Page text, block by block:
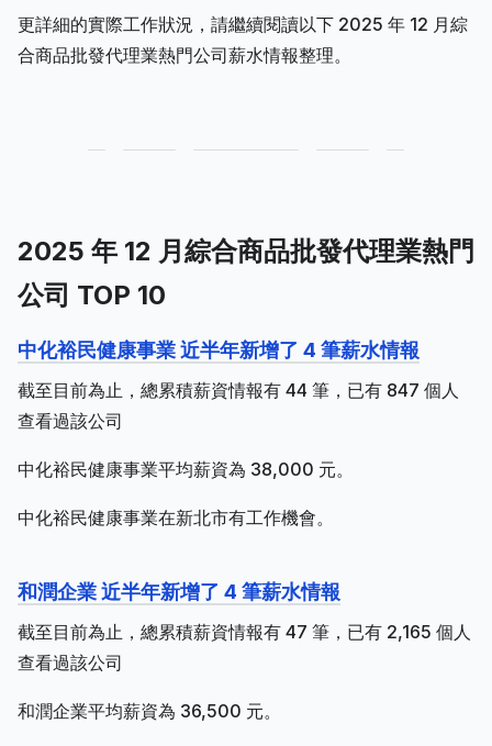
更詳細的實際工作狀況，請繼續閱讀以下 2025 年 12 月綜
合商品批發代理業熱門公司薪水情報整理。
2025 年 12 月綜合商品批發代理業熱門
公司 TOP 10
中化裕民健康事業 近半年新增了 4 筆薪水情報
截至目前為止，總累積薪資情報有 44 筆，已有 847 個人
查看過該公司
中化裕民健康事業平均薪資為 38,000 元。
中化裕民健康事業在新北市有工作機會。
和潤企業 近半年新增了 4 筆薪水情報
截至目前為止，總累積薪資情報有 47 筆，已有 2,165 個人
查看過該公司
和潤企業平均薪資為 36,500 元。